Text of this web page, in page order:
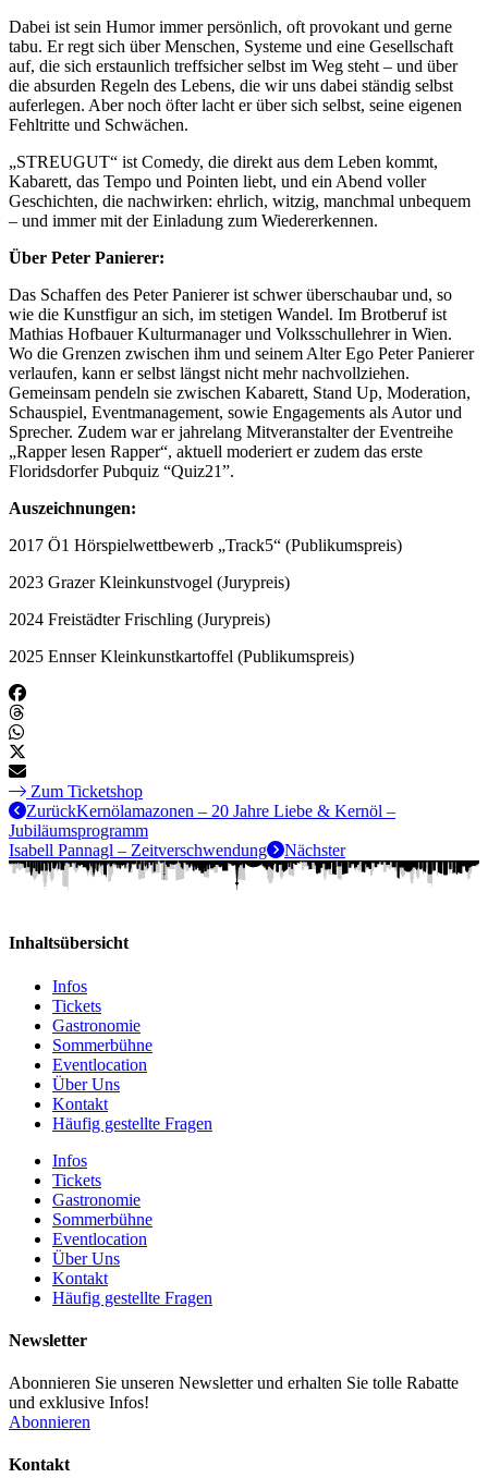
Dabei ist sein Humor immer persönlich, oft provokant und gerne
tabu. Er regt sich über Menschen, Systeme und eine Gesellschaft
auf, die sich erstaunlich treffsicher selbst im Weg steht – und über
die absurden Regeln des Lebens, die wir uns dabei ständig selbst
auferlegen. Aber noch öfter lacht er über sich selbst, seine eigenen
Fehltritte und Schwächen.
„STREUGUT“ ist Comedy, die direkt aus dem Leben kommt,
Kabarett, das Tempo und Pointen liebt, und ein Abend voller
Geschichten, die nachwirken: ehrlich, witzig, manchmal unbequem
– und immer mit der Einladung zum Wiedererkennen.
Über Peter Panierer:
Das Schaffen des Peter Panierer ist schwer überschaubar und, so
wie die Kunstfigur an sich, im stetigen Wandel. Im Brotberuf ist
Mathias Hofbauer Kulturmanager und Volksschullehrer in Wien.
Wo die Grenzen zwischen ihm und seinem Alter Ego Peter Panierer
verlaufen, kann er selbst längst nicht mehr nachvollziehen.
Gemeinsam pendeln sie zwischen Kabarett, Stand Up, Moderation,
Schauspiel, Eventmanagement, sowie Engagements als Autor und
Sprecher. Zudem war er jahrelang Mitveranstalter der Eventreihe
„Rapper lesen Rapper“, aktuell moderiert er zudem das erste
Floridsdorfer Pubquiz “Quiz21”.
Auszeichnungen:
2017 Ö1 Hörspielwettbewerb „Track5“ (Publikumspreis)
2023 Grazer Kleinkunstvogel (Jurypreis)
2024 Freistädter Frischling (Jurypreis)
2025 Ennser Kleinkunstkartoffel (Publikumspreis)
Zum Ticketshop
ZurückKernölamazonen – 20 Jahre Liebe & Kernöl –
Jubiläumsprogramm
Isabell Pannagl – Zeitverschwendung
Nächster
Inhaltsübersicht
Infos
Tickets
Gastronomie
Sommerbühne
Eventlocation
Über Uns
Kontakt
Häufig gestellte Fragen
Infos
Tickets
Gastronomie
Sommerbühne
Eventlocation
Über Uns
Kontakt
Häufig gestellte Fragen
Newsletter
Abonnieren Sie unseren Newsletter und erhalten Sie tolle Rabatte
und exklusive Infos!
Abonnieren
Kontakt